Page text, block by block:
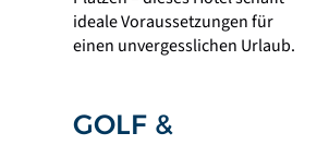
ideale Voraussetzungen für
einen unvergesslichen Urlaub.
GOLF &